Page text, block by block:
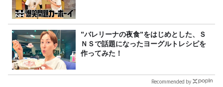
”バレリーナの夜食”をはじめとした、Ｓ
ＮＳで話題になったヨーグルトレシピを
作ってみた！
Recommended by